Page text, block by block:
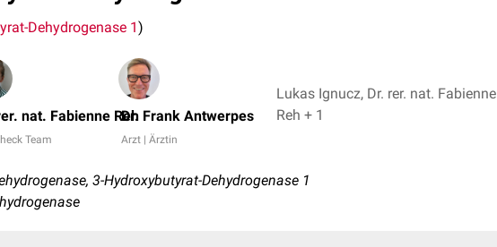
Dehydrogenase 1)
nat. Fabienne Reh
Team
Dr. Frank Antwerpes
Arzt | Ärztin
Lukas Ignucz, Dr. rer. nat. Fabienne
Reh + 1
3-Hydroxybutyrat-Dehydrogenase 1